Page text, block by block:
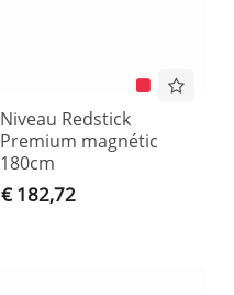
Niveau Redstick
Premium magnétic
180cm
€ 182,72